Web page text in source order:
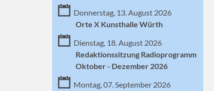
Donnerstag, 13. August 2026
Orte X Kunsthalle Würth
Dienstag, 18. August 2026
Redaktionssitzung Radioprogramm
Oktober - Dezember 2026
Montag, 07. September 2026